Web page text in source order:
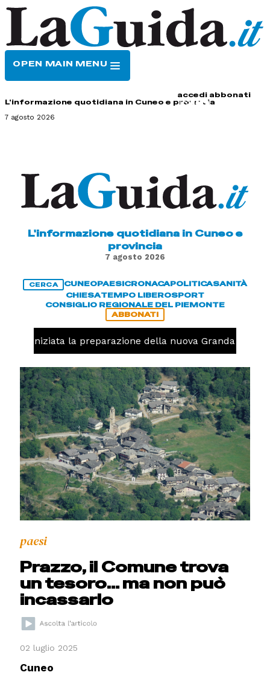
OPEN MAIN MENU
accedi abbonati
L'informazione quotidiana in Cuneo e provincia
7 agosto 2026
L'informazione quotidiana in Cuneo e
provincia
7 agosto 2026
CERCA CUNEOPAESICRONACAPOLITICASANITÀ
CHIESATEMPO LIBEROSPORT
CONSIGLIO REGIONALE DEL PIEMONTE
ABBONATI
iniziata la preparazione della nuova Granda Volley
paesi
Prazzo, il Comune trova
un tesoro… ma non può
incassarlo
02 luglio 2025
Cuneo